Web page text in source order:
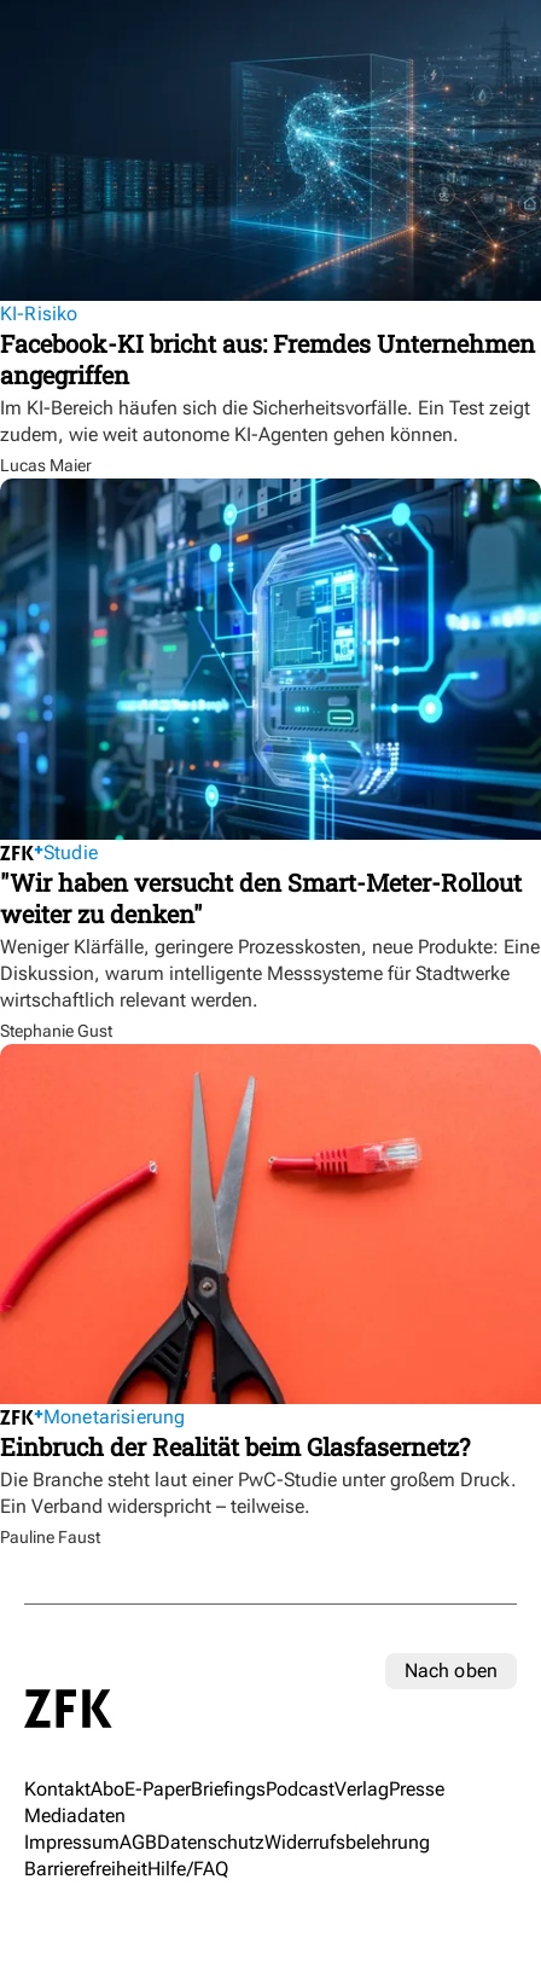
KI-Risiko
Facebook-KI bricht aus: Fremdes Unternehmen
angegriffen
Im KI-Bereich häufen sich die Sicherheitsvorfälle. Ein Test zeigt
zudem, wie weit autonome KI-Agenten gehen können.
Lucas Maier
Studie
"Wir haben versucht den Smart-Meter-Rollout
weiter zu denken"
Weniger Klärfälle, geringere Prozesskosten, neue Produkte: Eine
Diskussion, warum intelligente Messsysteme für Stadtwerke
wirtschaftlich relevant werden.
Stephanie Gust
Monetarisierung
Einbruch der Realität beim Glasfasernetz?
Die Branche steht laut einer PwC-Studie unter großem Druck.
Ein Verband widerspricht – teilweise.
Pauline Faust
Nach oben
KontaktAboE-PaperBriefingsPodcastVerlagPresse
Mediadaten
ImpressumAGBDatenschutzWiderrufsbelehrung
BarrierefreiheitHilfe/FAQ